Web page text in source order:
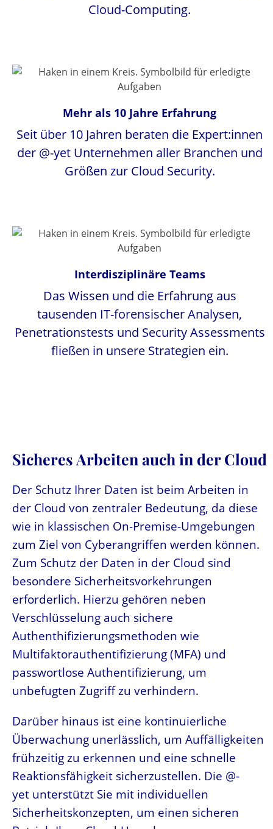
Cloud-Computing.
Mehr als 10 Jahre Erfahrung
Seit über 10 Jahren beraten die Expert:innen
der @-yet Unternehmen aller Branchen und
Größen zur Cloud Security.
Interdisziplinäre Teams
Das Wissen und die Erfahrung aus
tausenden IT-forensischer Analysen,
Penetrationstests und Security Assessments
fließen in unsere Strategien ein.
Sicheres Arbeiten auch in der Cloud
Der Schutz Ihrer Daten ist beim Arbeiten in
der Cloud von zentraler Bedeutung, da diese
wie in klassischen On-Premise-Umgebungen
zum Ziel von Cyberangriffen werden können.
Zum Schutz der Daten in der Cloud sind
besondere Sicherheitsvorkehrungen
erforderlich. Hierzu gehören neben
Verschlüsselung auch sichere
Authenthifizierungsmethoden wie
Multifaktorauthentifizierung (MFA) und
passwortlose Authentifizierung, um
unbefugten Zugriff zu verhindern.
Darüber hinaus ist eine kontinuierliche
Überwachung unerlässlich, um Auffälligkeiten
frühzeitig zu erkennen und eine schnelle
Reaktionsfähigkeit sicherzustellen. Die @-
yet unterstützt Sie mit individuellen
Sicherheitskonzepten, um einen sicheren